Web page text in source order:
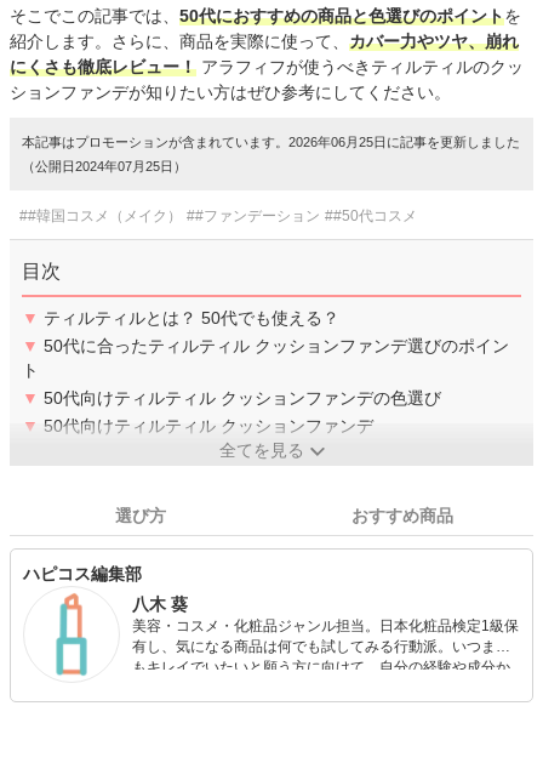
そこでこの記事では、 50代におすすめの商品と色選びのポイントを
紹介します。さらに、商品を実際に使って、 カバー力やツヤ、崩れ
にくさも徹底レビュー！ アラフィフが使うべきティルティルのクッ
ションファンデが知りたい方はぜひ参考にしてください。
本記事はプロモーションが含まれています。2026年06月25日に記事を更新しました
（公開日2024年07月25日）
##韓国コスメ（メイク） ##ファンデーション ##50代コスメ
目次
▼ ティルティルとは？ 50代でも使える？
▼ 50代に合ったティルティル クッションファンデ選びのポイン
ト
▼ 50代向けティルティル クッションファンデの色選び
▼ 50代向けティルティル クッションファンデ
全てを見る
選び方 おすすめ商品
ハピコス編集部
八木 葵
美容・コスメ・化粧品ジャンル担当。日本化粧品検定1級保
有し、気になる商品は何でも試してみる行動派。いつまで
もキレイでいたいと願う方に向けて、自分の経験や成分か